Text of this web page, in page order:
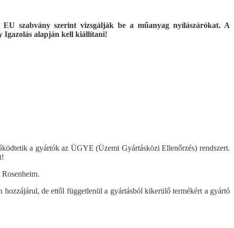
EU szabvány szerint vizsgálják be a műanyag nyílászárókat. A
Igazolás alapján kell kiállítani!
a gyártók az ÜGYE (Üzemi Gyártásközi Ellenőrzés) rendszert.
de ettől függetlenül a gyártásból kikerülő termékért a gyártó